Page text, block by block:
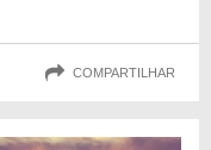
COMPARTILHAR